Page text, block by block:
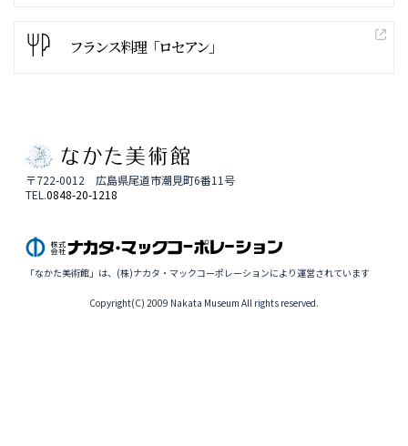
フランス料理「ロセアン」
〒722-0012 広島県尾道市潮見町6番11号
TEL.0848-20-1218
「なかた美術館」は、(株)ナカタ・マックコーポレーションにより運営されています
Copyright(C) 2009 Nakata Museum All rights reserved.